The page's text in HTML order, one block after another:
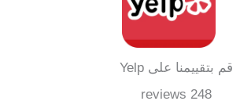
قم بتقييمنا على Yelp
248 reviews